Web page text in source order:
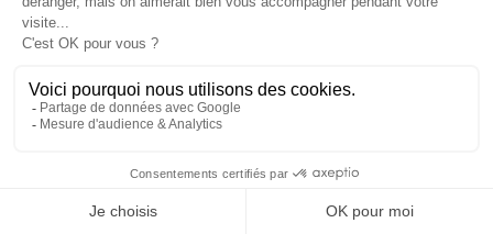
1h de football à 5 contre 5
Transfert en mini-bus à l'aller et au retour en
compagnie de votre guide locale anglophone
Mon EVG à Varsovie